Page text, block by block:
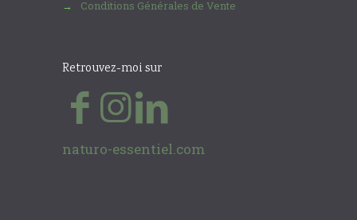
→ Conditions Générales de Vente
Retrouvez-moi sur
naturo-essentiel.com